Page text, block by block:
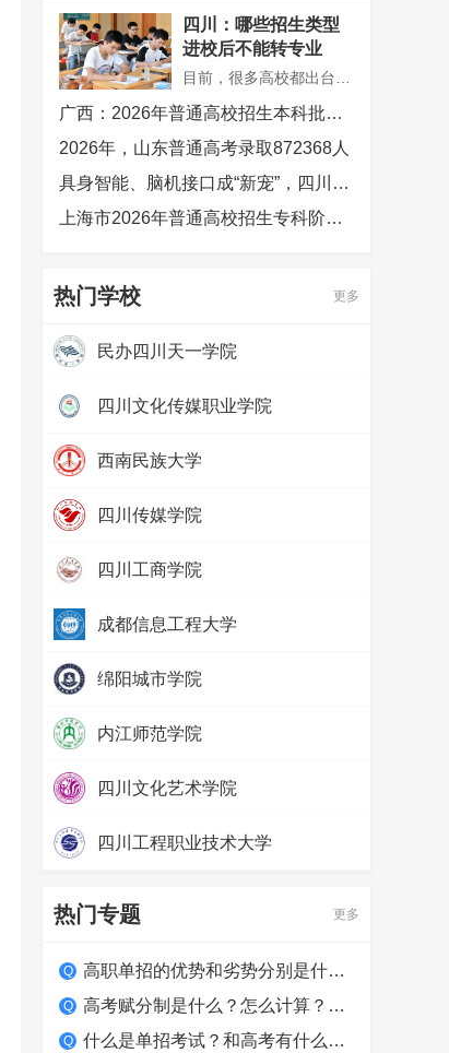
四川：哪些招生类型
进校后不能转专业
广西：2026年普通高校招生本科批次录取圆满结束
2026年，山东普通高考录取872368人
具身智能、脑机接口成“新宠”，四川高考生今年最爱哪些专业？
上海市2026年普通高校招生专科阶段志愿填报及录取问答发布
热门学校 更多
民办四川天一学院
四川文化传媒职业学院
西南民族大学
四川传媒学院
四川工商学院
成都信息工程大学
绵阳城市学院
内江师范学院
四川文化艺术学院
四川工程职业技术大学
热门专题 更多
高职单招的优势和劣势分别是什么？适合哪类学生？
高考赋分制是什么？怎么计算？如何得高分？
什么是单招考试？和高考有什么区别？